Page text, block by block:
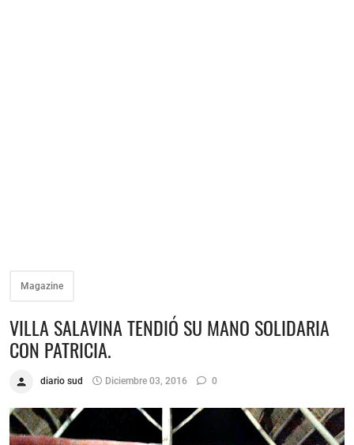
Magazine
VILLA SALAVINA TENDIÓ SU MANO SOLIDARIA
CON PATRICIA.
diario sud Diciembre 03, 2016 0